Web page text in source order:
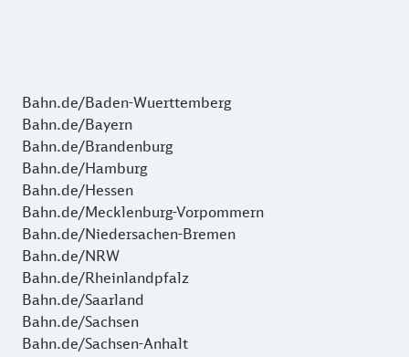
Bahn.de/Baden-Wuerttemberg
Bahn.de/Bayern
Bahn.de/Brandenburg
Bahn.de/Hamburg
Bahn.de/Hessen
Bahn.de/Mecklenburg-Vorpommern
Bahn.de/Niedersachen-Bremen
Bahn.de/NRW
Bahn.de/Rheinlandpfalz
Bahn.de/Saarland
Bahn.de/Sachsen
Bahn.de/Sachsen-Anhalt